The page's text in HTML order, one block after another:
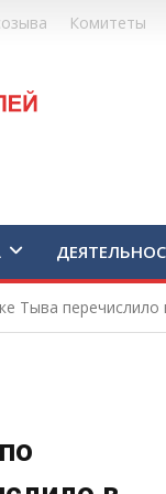
Комитеты
Тыва